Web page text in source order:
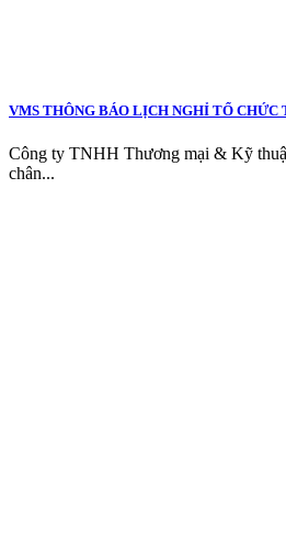
VMS THÔNG BÁO LỊCH NGHỈ TỔ CHỨC
Công ty TNHH Thương mại & Kỹ
chân...